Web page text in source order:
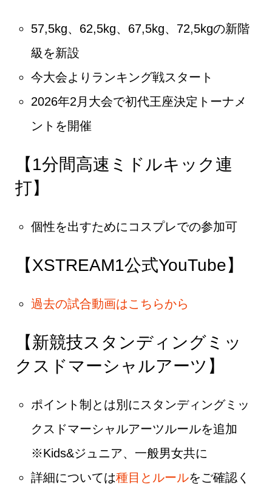
57,5kg、62,5kg、67,5kg、72,5kgの新階
級を新設
今大会よりランキング戦スタート
2026年2月大会で初代王座決定トーナメ
ントを開催
【1分間高速ミドルキック連
打】
個性を出すためにコスプレでの参加可
【XSTREAM1公式YouTube】
過去の試合動画はこちらから
【新競技スタンディングミッ
クスドマーシャルアーツ】
ポイント制とは別にスタンディングミッ
クスドマーシャルアーツルールを追加
※Kids&ジュニア、一般男女共に
詳細については種目とルールをご確認く